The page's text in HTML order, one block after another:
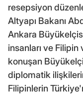
resepsiyon
Altyapı Bakanı
Ankara
insanları ve Filipin
konuşan
diplomatik
Filipinlerin